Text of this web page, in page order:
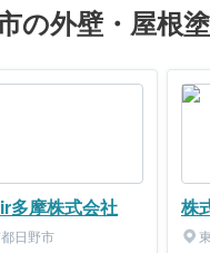
の外壁・屋根
多摩株式会社
日野市
株